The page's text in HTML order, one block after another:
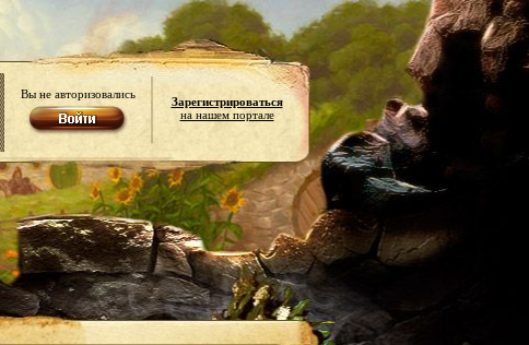
Вы не авторизовались
Зарегистрироваться
на нашем портале